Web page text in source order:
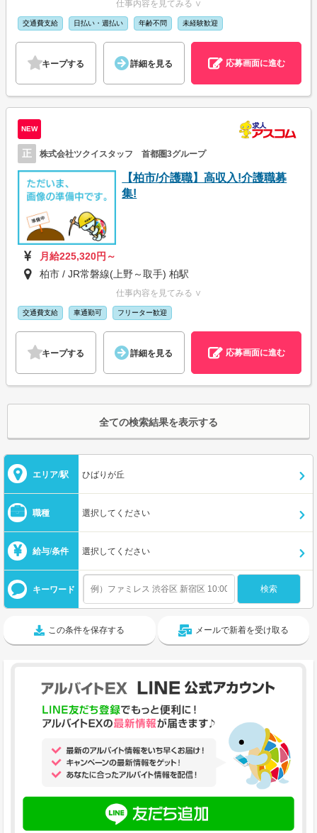
仕事内容を見てみる ∨
交通費支給 日払い・週払い 年齢不問 未経験歓迎
キープする 詳細を見る 応募画面に進む
NEW
正 株式会社ツクイスタッフ 首都圏3グループ
【柏市/介護職】高収入!介護職募
集!
月給225,320円～
柏市 / JR常磐線(上野～取手) 柏駅
仕事内容を見てみる ∨
交通費支給 車通勤可 フリーター歓迎
キープする 詳細を見る 応募画面に進む
全ての検索結果を表示する
エリア/駅 ひばりが丘
職種 選択してください
給与/条件 選択してください
キーワード
この条件を保存する メールで新着を受け取る